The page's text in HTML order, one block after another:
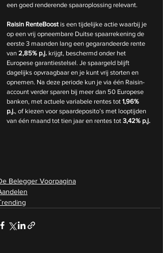
een goed renderende spaaroplossing relevant.
Raisin RenteBoost is een tijdelijke actie waarbij je
op een vrij opneembare Duitse spaarrekening de
eerste 3 maanden lang een gegarandeerde rente
van 2,85% p.j. krijgt, beschermd onder het
Europese garantiestelsel. Je spaargeld blijft
dagelijks opvraagbaar en je kunt vrij storten en
opnemen. Na deze periode kun je via één Raisin-
account verder sparen bij meer dan 50 Europese
banken, met actuele variabele rentes tot 1,96%
p.j., of kiezen voor spaardeposito’s met looptijden
van één maand tot tien jaar en rentes tot 3,42% p.j.
Belegger Voorpagina